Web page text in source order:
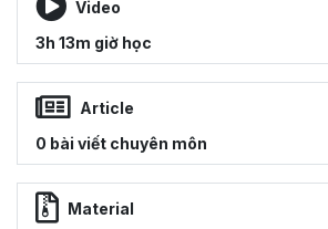
Video
3h 13m giờ học
Article
0 bài viết chuyên môn
Material